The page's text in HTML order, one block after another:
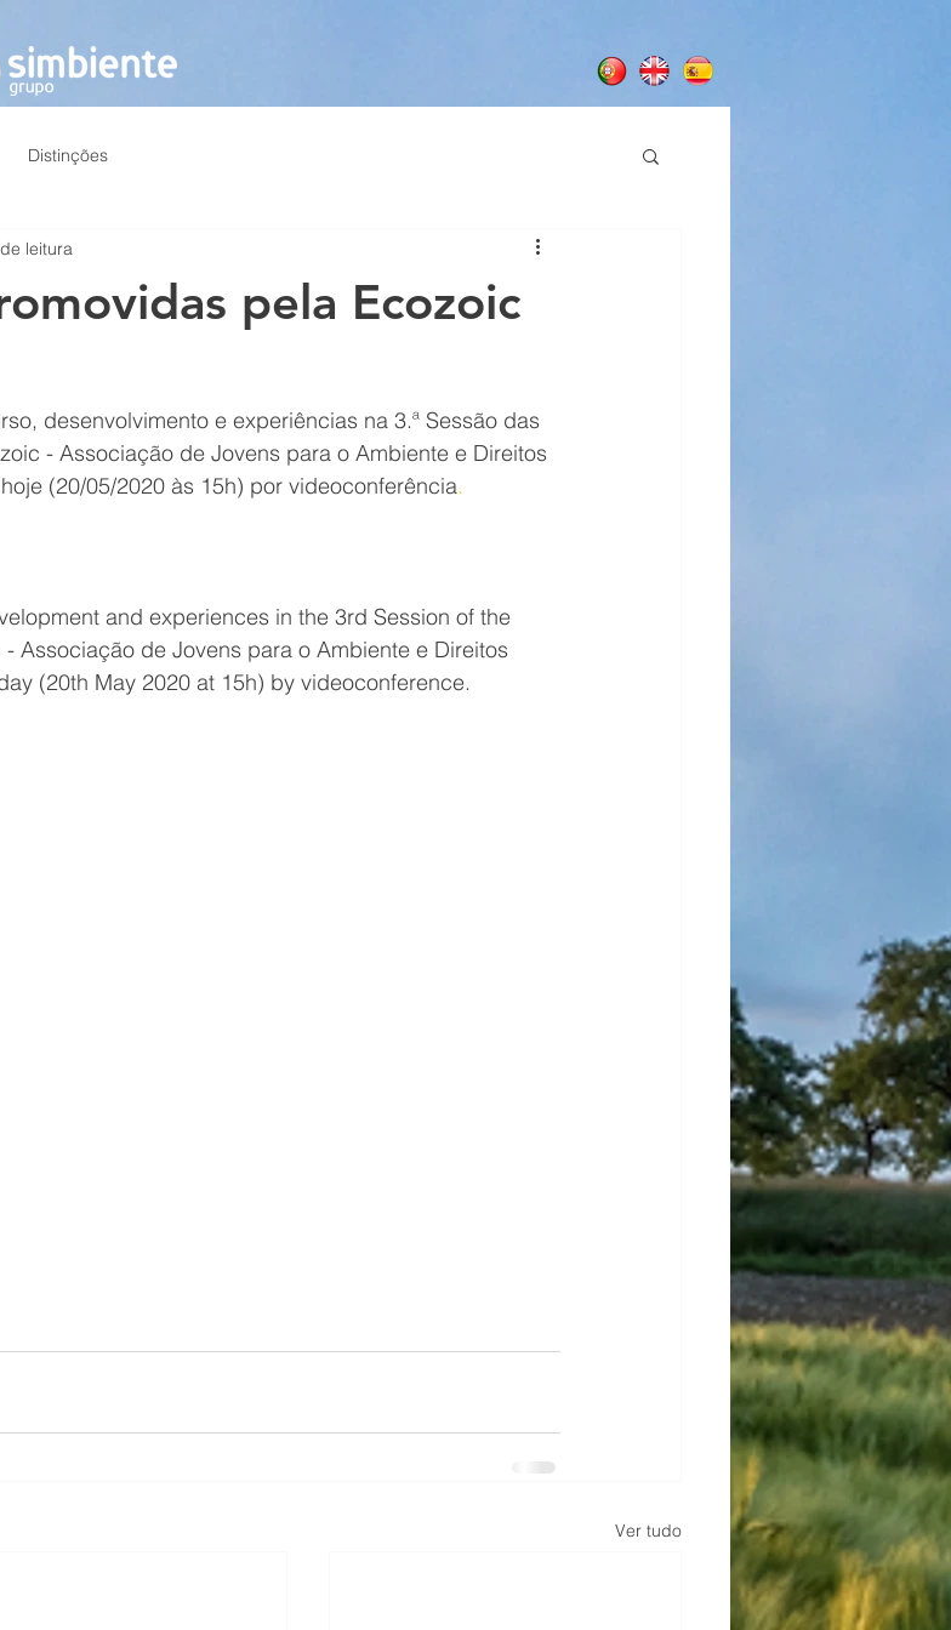
Distinções
pela Ecozoic
leitura
desenvolvimento e experiências na 3.ª Sessão das
- Associação de Jovens para o Ambiente e Direitos
(20/05/2020 às 15h) por videoconferência.
and experiences in the 3rd Session of the
Associação de Jovens para o Ambiente e Direitos
(20th May 2020 at 15h) by videoconference.
Ver tudo